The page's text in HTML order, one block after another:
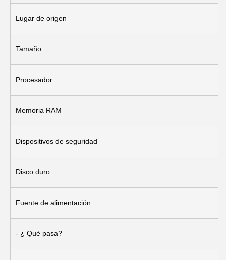
Lugar de origen
Tamaño
Procesador
Memoria RAM
Dispositivos de seguridad
Disco duro
Fuente de alimentación
- ¿ Qué pasa?